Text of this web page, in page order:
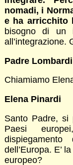
nomadi, i
e ha arricchito
bisogno di un
all’integrazione.
Padre Lombardi
Chiamiamo
Elena Pinardi
Santo Padre, si
Paesi
dell’Europa. E’
europeo?